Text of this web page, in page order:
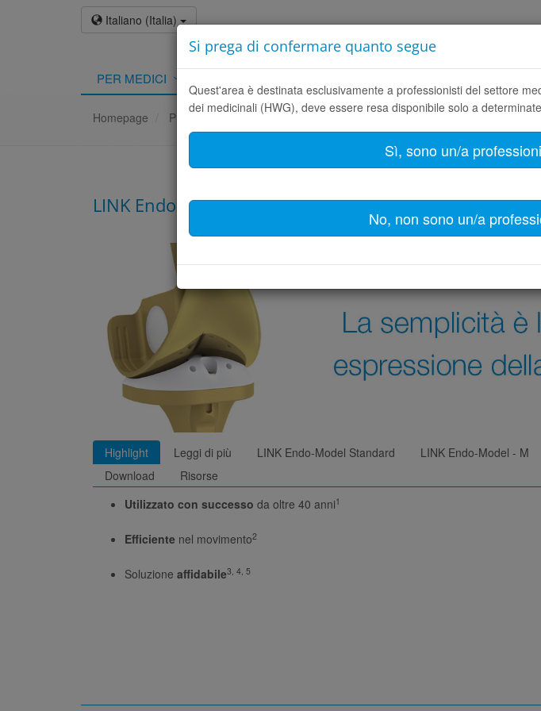
Italiano (Italia)
PER MEDICI
Homepage PER MEDICI Prodotti
LINK Endo-Model
Highlight Leggi di più LINK Endo-Model Standard LINK Endo-Model - M
Download
Risorse
Utilizzato con successo da oltre 40 anni1
Efficiente nel movimento2
Soluzione affidabile3, 4, 5
Si prega di confermare quanto segue
Quest'area è destinata esclusivamente a professionisti del settore
dei medicinali (HWG), deve essere resa disponibile solo a
Sì, sono un/a
No, non sono un/a